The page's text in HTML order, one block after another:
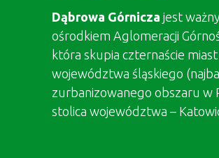
Dąbrowa Górnicza jest
ośrodkiem Aglomeracji
która skupia czternaście miast
województwa śląskiego
zurbanizowanego obszaru w
stolica województwa –